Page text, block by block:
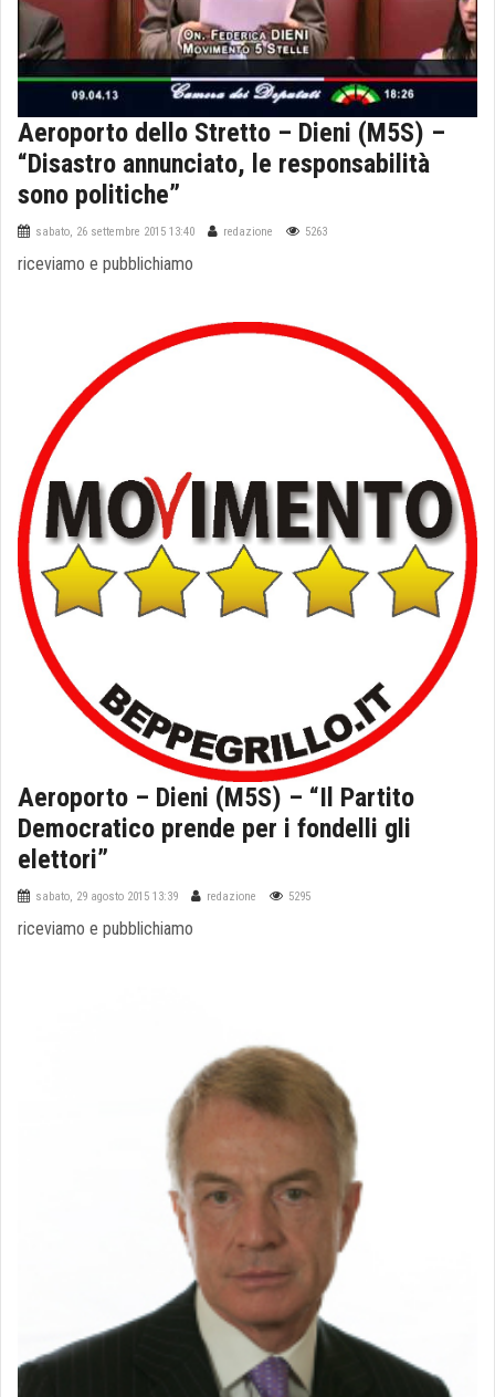
Aeroporto dello Stretto – Dieni (M5S) –
“Disastro annunciato, le responsabilità
sono politiche”
sabato, 26 settembre 2015 13:40 redazione 5263
riceviamo e pubblichiamo
Aeroporto – Dieni (M5S) – “Il Partito
Democratico prende per i fondelli gli
elettori”
sabato, 29 agosto 2015 13:39 redazione 5295
riceviamo e pubblichiamo